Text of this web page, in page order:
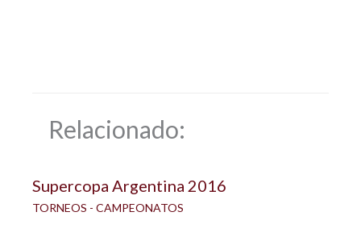
Relacionado:
Supercopa Argentina 2016
TORNEOS - CAMPEONATOS